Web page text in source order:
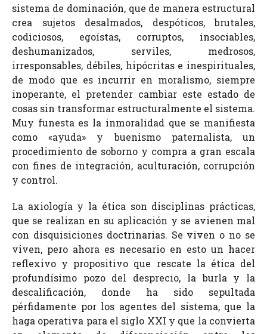
sistema de dominación, que de manera estructural
crea sujetos desalmados, despóticos, brutales,
codiciosos, egoístas, corruptos, insociables,
deshumanizados, serviles, medrosos,
irresponsables, débiles, hipócritas e inespirituales,
de modo que es incurrir en moralismo, siempre
inoperante, el pretender cambiar este estado de
cosas sin transformar estructuralmente el sistema.
Muy funesta es la inmoralidad que se manifiesta
como «ayuda» y buenismo paternalista, un
procedimiento de soborno y compra a gran escala
con fines de integración, aculturación, corrupción
y control.
La axiología y la ética son disciplinas prácticas,
que se realizan en su aplicación y se avienen mal
con disquisiciones doctrinarias. Se viven o no se
viven, pero ahora es necesario en esto un hacer
reflexivo y propositivo que rescate la ética del
profundísimo pozo del desprecio, la burla y la
descalificación, donde ha sido sepultada
pérfidamente por los agentes del sistema, que la
haga operativa para el siglo XXI y que la convierta